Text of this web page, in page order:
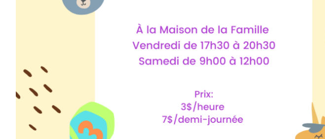
Pique-nique au parc poisson – Trois-Pistoles
AOÛT
10 H 00 Min
Marche en famille
Voir Le Calendrier